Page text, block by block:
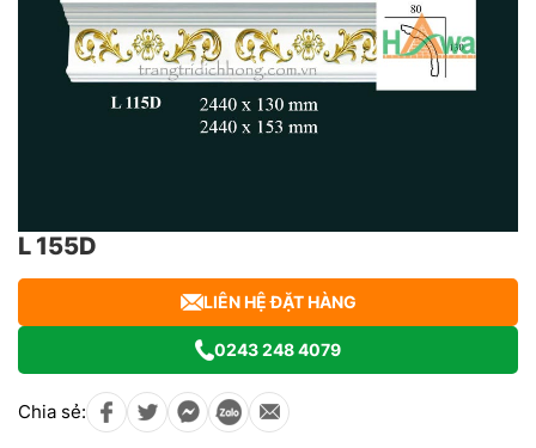
L 155D
LIÊN HỆ ĐẶT HÀNG
0243 248 4079
Chia sẻ: